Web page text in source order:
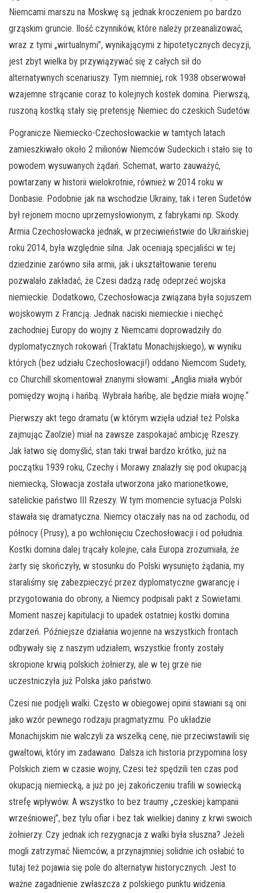
Niemcami marszu na Moskwę są jednak kroczeniem po bardzo
grząskim gruncie. Ilość czynników, które należy przeanalizować,
wraz z tymi „wirtualnymi”, wynikającymi z hipotetycznych decyzji,
jest zbyt wielka by przywiązywać się z całych sił do
alternatywnych scenariuszy. Tym niemniej, rok 1938 obserwował
wzajemne strącanie coraz to kolejnych kostek domina. Pierwszą,
ruszoną kostką stały się pretensję Niemiec do czeskich Sudetów.
Pogranicze Niemiecko-Czechosłowackie w tamtych latach
zamieszkiwało około 2 milionów Niemców Sudeckich i stało się to
powodem wysuwanych żądań. Schemat, warto zauważyć,
powtarzany w historii wielokrotnie, również w 2014 roku w
Donbasie. Podobnie jak na wschodzie Ukrainy, tak i teren Sudetów
był rejonem mocno uprzemysłowionym, z fabrykami np. Skody.
Armia Czechosłowacka jednak, w przeciwieństwie do Ukraińskiej
roku 2014, była względnie silna. Jak oceniają specjaliści w tej
dziedzinie zarówno siła armii, jak i ukształtowanie terenu
pozwalało zakładać, że Czesi dadzą radę odeprzeć wojska
niemieckie. Dodatkowo, Czechosłowacja związana była sojuszem
wojskowym z Francją. Jednak naciski niemieckie i niechęć
zachodniej Europy do wojny z Niemcami doprowadziły do
dyplomatycznych rokowań (Traktatu Monachijskiego), w wyniku
których (bez udziału Czechosłowacji!) oddano Niemcom Sudety,
co Churchill skomentował znanymi słowami: „Anglia miała wybór
pomiędzy wojną i hańbą. Wybrała hańbę, ale będzie miała wojnę.“
Pierwszy akt tego dramatu (w którym wzięła udział też Polska
zajmując Zaolzie) miał na zawsze zaspokajać ambicję Rzeszy.
Jak łatwo się domyślić, stan taki trwał bardzo krótko, już na
początku 1939 roku, Czechy i Morawy znalazły się pod okupacją
niemiecką, Słowacja została utworzona jako marionetkowe,
satelickie państwo III Rzeszy. W tym momencie sytuacja Polski
stawała się dramatyczna. Niemcy otaczały nas na od zachodu, od
północy (Prusy), a po wchłonięciu Czechosłowacji i od południa.
Kostki domina dalej trącały kolejne, cała Europa zrozumiała, że
żarty się skończyły, w stosunku do Polski wysunięto żądania, my
staraliśmy się zabezpieczyć przez dyplomatyczne gwarancję i
przygotowania do obrony, a Niemcy podpisali pakt z Sowietami.
Moment naszej kapitulacji to upadek ostatniej kostki domina
zdarzeń. Późniejsze działania wojenne na wszystkich frontach
odbywały się z naszym udziałem, wszystkie fronty zostały
skropione krwią polskich żołnierzy, ale w tej grze nie
uczestniczyła już Polska jako państwo.
Czesi nie podjęli walki. Często w obiegowej opinii stawiani są oni
jako wzór pewnego rodzaju pragmatyzmu. Po układzie
Monachijskim nie walczyli za wszelką cenę, nie przeciwstawili się
gwałtowi, który im zadawano. Dalsza ich historia przypomina losy
Polskich ziem w czasie wojny, Czesi też spędzili ten czas pod
okupacją niemiecką, a już po jej zakończeniu trafili w sowiecką
strefę wpływów. A wszystko to bez traumy „czeskiej kampanii
wrześniowej”, bez tylu ofiar i bez tak wielkiej daniny z krwi swoich
żołnierzy. Czy jednak ich rezygnacja z walki była słuszna? Jeżeli
mogli zatrzymać Niemców, a przynajmniej solidnie ich osłabić to
tutaj też pojawia się pole do alternatyw historycznych. Jest to
ważne zagadnienie zwłaszcza z polskiego punktu widzenia.